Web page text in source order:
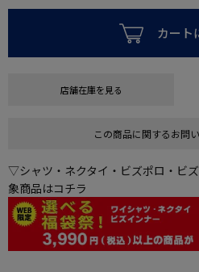
カート
店舗在庫を見る
この商品に関するお問
▽シャツ・ネクタイ・ビズポロ・ビ
象商品はコチラ